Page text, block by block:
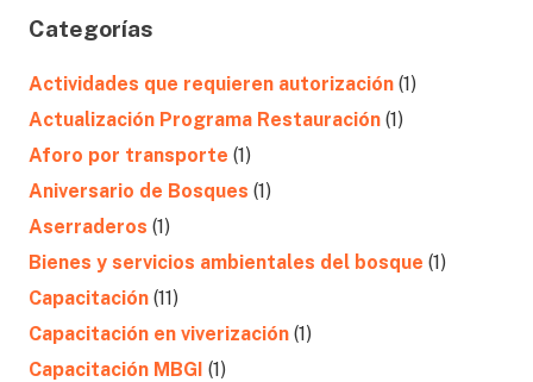
Categorías
Actividades que requieren autorización (1)
Actualización Programa Restauración (1)
Aforo por transporte (1)
Aniversario de Bosques (1)
Aserraderos (1)
Bienes y servicios ambientales del bosque (1)
Capacitación (11)
Capacitación en viverización (1)
Capacitación MBGI (1)